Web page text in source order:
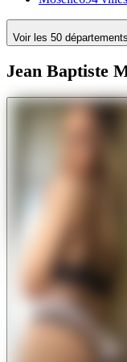
Voir les 50 départements
Jean Baptiste